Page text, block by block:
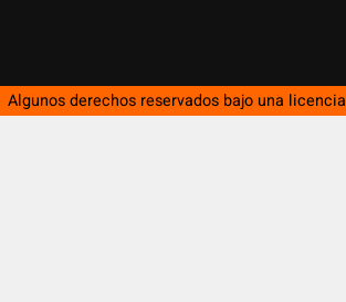
Algunos derechos reservados bajo una licencia